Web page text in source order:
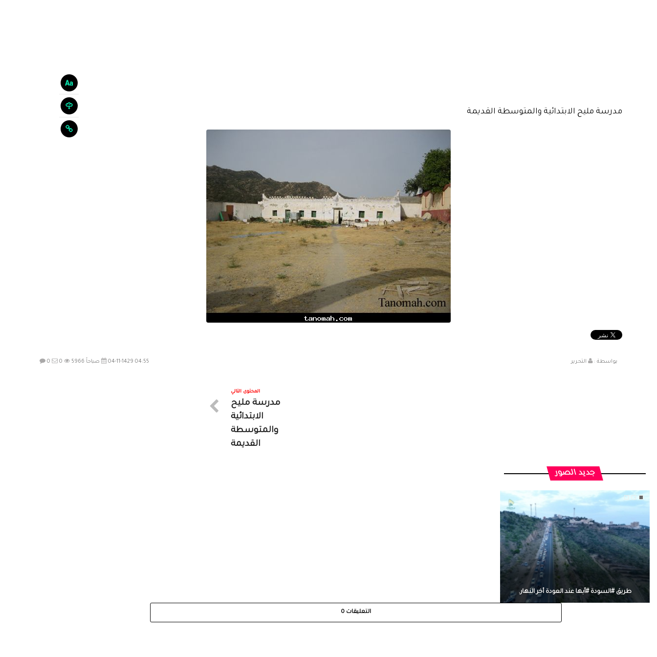
مدرسة مليح الابتدائية والمتوسطة القديمة
بواسطة : التحرير 04-11-1429 04:55 صباحاً 0 0 5966
المحتوى التالي
مدرسة مليح
الابتدائية
والمتوسطة
القديمة
جديد الصور
طريق #السودة #أبها عند العودة أخر النهار.
التعليقات 0